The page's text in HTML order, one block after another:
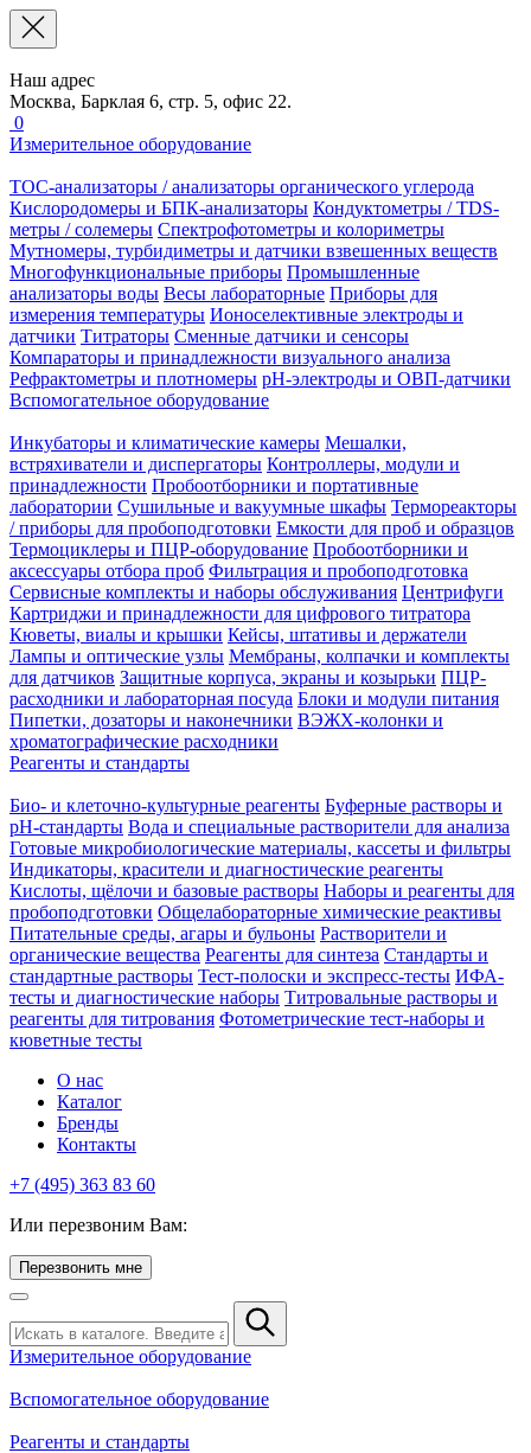
Наш адрес
Москва, Барклая 6, стр. 5, офис 22.
0
Измерительное оборудование
TOC-анализаторы / анализаторы органического углерода
Кислородомеры и БПК-анализаторы Кондуктометры / TDS-
метры / солемеры Спектрофотометры и колориметры
Мутномеры, турбидиметры и датчики взвешенных веществ
Многофункциональные приборы Промышленные
анализаторы воды Весы лабораторные Приборы для
измерения температуры Ионоселективные электроды и
датчики Титраторы Сменные датчики и сенсоры
Компараторы и принадлежности визуального анализа
Рефрактометры и плотномеры pH-электроды и ОВП-датчики
Вспомогательное оборудование
Инкубаторы и климатические камеры Мешалки,
встряхиватели и диспергаторы Контроллеры, модули и
принадлежности Пробоотборники и портативные
лаборатории Сушильные и вакуумные шкафы Термореакторы
/ приборы для пробоподготовки Емкости для проб и образцов
Термоциклеры и ПЦР-оборудование Пробоотборники и
аксессуары отбора проб Фильтрация и пробоподготовка
Сервисные комплекты и наборы обслуживания Центрифуги
Картриджи и принадлежности для цифрового титратора
Кюветы, виалы и крышки Кейсы, штативы и держатели
Лампы и оптические узлы Мембраны, колпачки и комплекты
для датчиков Защитные корпуса, экраны и козырьки ПЦР-
расходники и лабораторная посуда Блоки и модули питания
Пипетки, дозаторы и наконечники ВЭЖХ-колонки и
хроматографические расходники
Реагенты и стандарты
Био- и клеточно-культурные реагенты Буферные растворы и
pH-стандарты Вода и специальные растворители для анализа
Готовые микробиологические материалы, кассеты и фильтры
Индикаторы, красители и диагностические реагенты
Кислоты, щёлочи и базовые растворы Наборы и реагенты для
пробоподготовки Общелабораторные химические реактивы
Питательные среды, агары и бульоны Растворители и
органические вещества Реагенты для синтеза Стандарты и
стандартные растворы Тест-полоски и экспресс-тесты ИФА-
тесты и диагностические наборы Титровальные растворы и
реагенты для титрования Фотометрические тест-наборы и
кюветные тесты
О нас
Каталог
Бренды
Контакты
+7 (495) 363 83 60
Или перезвоним Вам:
Перезвонить мне
Измерительное оборудование
Вспомогательное оборудование
Реагенты и стандарты